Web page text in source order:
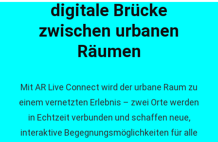
digitale Brücke
zwischen urbanen
Räumen
Mit AR Live Connect wird der urbane Raum zu
einem vernetzten Erlebnis – zwei Orte werden
in Echtzeit verbunden und schaffen neue,
interaktive Begegnungsmöglichkeiten für alle